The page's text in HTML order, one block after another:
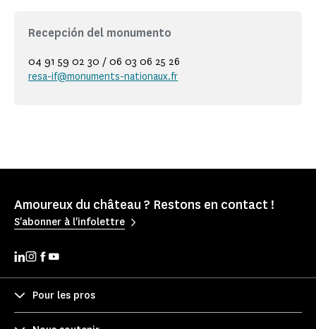
Recepción del monumento
04 91 59 02 30 / 06 03 06 25 26
resa-if@monuments-nationaux.fr
Amoureux du château ? Restons en contact !
S'abonner à l'infolettre
Pour les pros